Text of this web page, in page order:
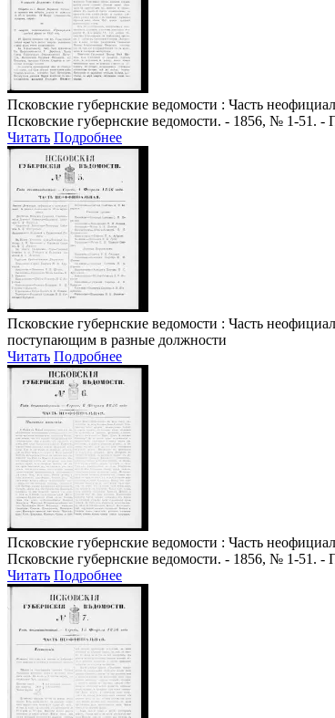
Псковские губернские ведомости : Часть
Псковские губернские ведомости. - 1856, № 1-51. -
Читать Подробнее
Псковские губернские ведомости : Часть
поступающим в разные должности
Читать Подробнее
Псковские губернские ведомости : Часть
Псковские губернские ведомости. - 1856, № 1-51. -
Читать Подробнее